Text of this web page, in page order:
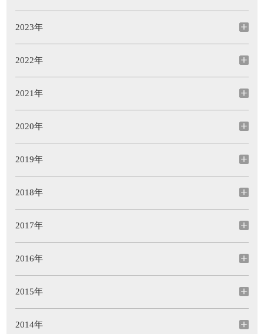
2023年
2022年
2021年
2020年
2019年
2018年
2017年
2016年
2015年
2014年